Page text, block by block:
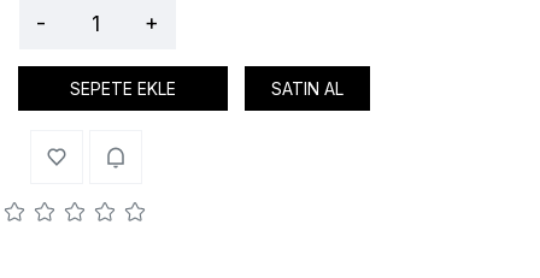
- +
SEPETE EKLE SATIN AL